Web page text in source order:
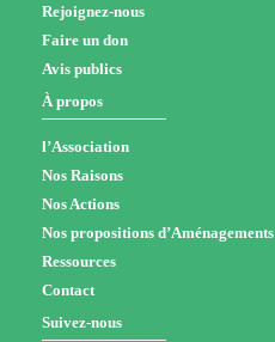
Rejoignez-nous
Faire un don
Avis publics
À propos
l’Association
Nos Raisons
Nos Actions
Nos propositions d’Aménagements
Ressources
Contact
Suivez-nous